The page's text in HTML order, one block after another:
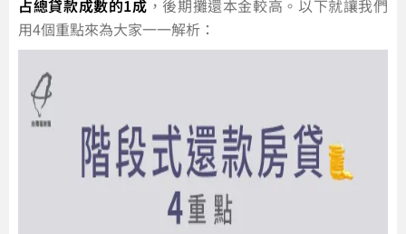
占總貸款成數的1成 ，後期攤還本金較高。以下就讓我們
用4個重點來為大家一一解析：